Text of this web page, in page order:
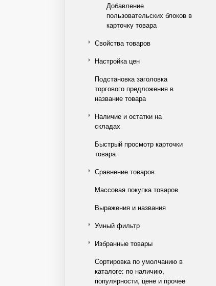
Добавление
пользовательских блоков в
карточку товара
Свойства товаров
Настройка цен
Подстановка заголовка
торгового предложения в
название товара
Наличие и остатки на
складах
Быстрый просмотр карточки
товара
Сравнение товаров
Массовая покупка товаров
Выражения и названия
Умный фильтр
Избранные товары
Сортировка по умолчанию в
каталоге: по наличию,
популярности, цене и прочее